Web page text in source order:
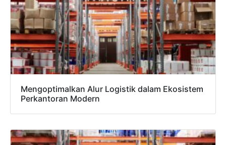
Mengoptimalkan Alur Logistik dalam Ekosistem
Perkantoran Modern
Konsultasikan kebutuhan proyek Anda, dapatkan